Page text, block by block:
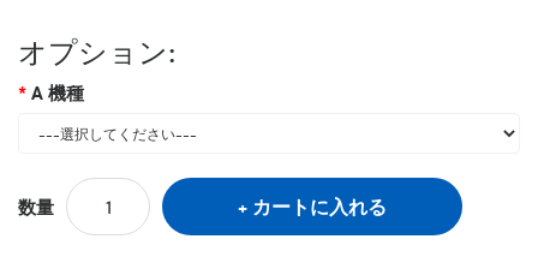
オプション:
A 機種
数量 カートに入れる